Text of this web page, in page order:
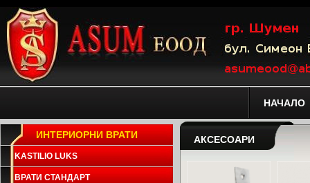
НАЧАЛО
ИНТЕРИОРНИ ВРАТИ
KASTILIO LUKS
ВРАТИ СТАНДАРТ
АКСЕСОАРИ